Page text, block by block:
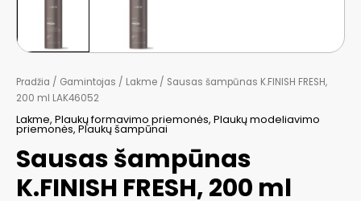
Pradžia / Gamintojas / Lakme / Sausas šampūnas K.FINISH FRESH,
200 ml LAK46052
Lakme, Plaukų formavimo priemonės, Plaukų modeliavimo
priemonės, Plaukų šampūnai
Sausas šampūnas
K.FINISH FRESH, 200 ml